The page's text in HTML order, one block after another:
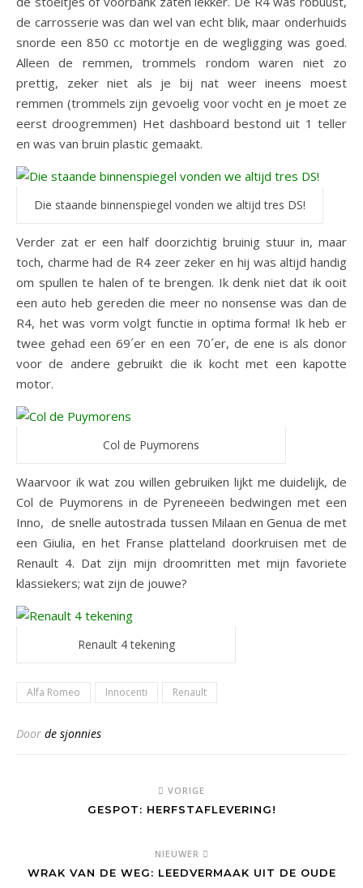
de carrosserie was dan wel van echt blik, maar onderhuids
snorde een 850 cc motortje en de wegligging was goed.
Alleen de remmen, trommels rondom waren niet zo
prettig, zeker niet als je bij nat weer ineens moest
remmen (trommels zijn gevoelig voor vocht en je moet ze
eerst droogremmen) Het dashboard bestond uit 1 teller
en was van bruin plastic gemaakt.
Die staande binnenspiegel vonden we altijd tres DS!
Verder zat er een half doorzichtig bruinig stuur in, maar
toch, charme had de R4 zeer zeker en hij was altijd handig
om spullen te halen of te brengen. Ik denk niet dat ik ooit
een auto heb gereden die meer no nonsense was dan de
R4, het was vorm volgt functie in optima forma! Ik heb er
twee gehad een 69´er en een 70´er, de ene is als donor
voor de andere gebruikt die ik kocht met een kapotte
motor.
Col de Puymorens
Waarvoor ik wat zou willen gebruiken lijkt me duidelijk, de
Col de Puymorens in de Pyreneeën bedwingen met een
Inno, de snelle autostrada tussen Milaan en Genua de met
een Giulia, en het Franse platteland doorkruisen met de
Renault 4. Dat zijn mijn droomritten met mijn favoriete
klassiekers; wat zijn de jouwe?
Renault 4 tekening
Alfa Romeo Innocenti Renault
Door de sjonnies
VORIGE
GESPOT: HERFSTAFLEVERING!
NIEUWER
WRAK VAN DE WEG: LEEDVERMAAK UIT DE OUDE